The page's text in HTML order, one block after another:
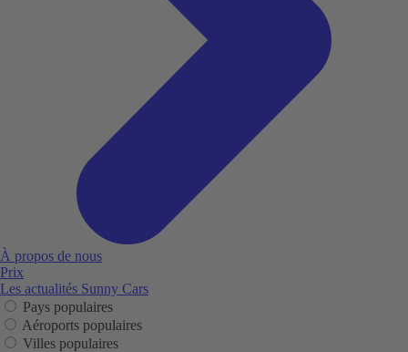
À propos de nous
Prix
Les actualités Sunny Cars
Pays populaires
Aéroports populaires
Villes populaires